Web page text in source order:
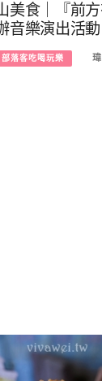
美食｜『前
音樂演出活動
落客吃喝玩樂